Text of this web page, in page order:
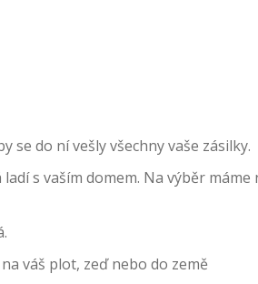
do ní vešly všechny vaše zásilky.
s vaším domem. Na výběr máme
váš plot, zeď nebo do země